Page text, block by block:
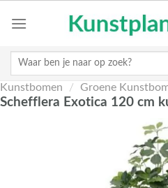
Zoeken
Kunstbomen / Groene
Schefflera Exotica 120 cm